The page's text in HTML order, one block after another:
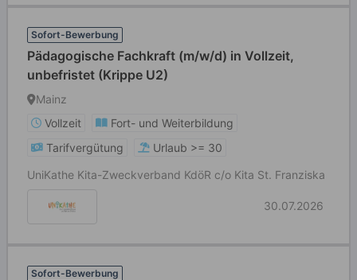
Sofort-Bewerbung
Pädagogische Fachkraft (m/w/d) in Vollzeit,
unbefristet (Krippe U2)
Mainz
Vollzeit
Fort- und Weiterbildung
Tarifvergütung
Urlaub >= 30
UniKathe Kita-Zweckverband KdöR c/o Kita St. Franziska
30.07.2026
Sofort-Bewerbung